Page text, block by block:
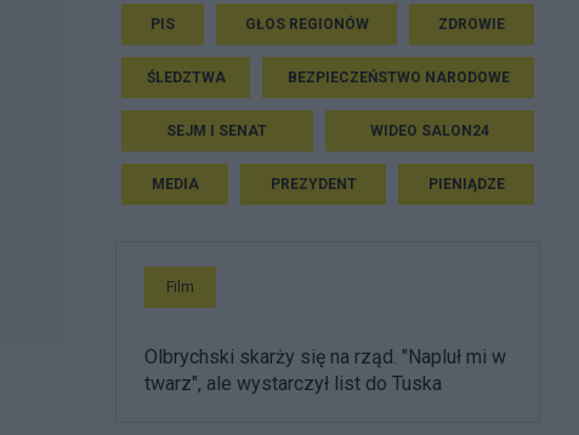
PIS GŁOS REGIONÓW ZDROWIE
ŚLEDZTWA BEZPIECZEŃSTWO NARODOWE
SEJM I SENAT WIDEO SALON24
MEDIA PREZYDENT PIENIĄDZE
Film
Olbrychski skarży się na rząd. "Napluł mi w
twarz", ale wystarczył list do Tuska